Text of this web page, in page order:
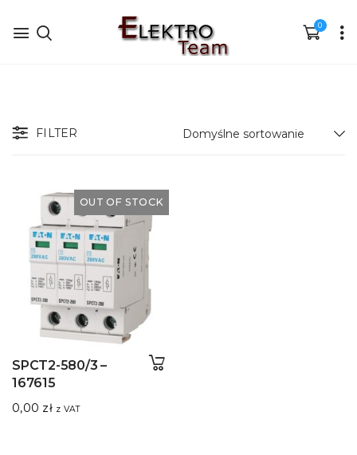
0
FILTER
OUT OF STOCK
SPCT2-580/3 –
167615
0,00 zł z VAT